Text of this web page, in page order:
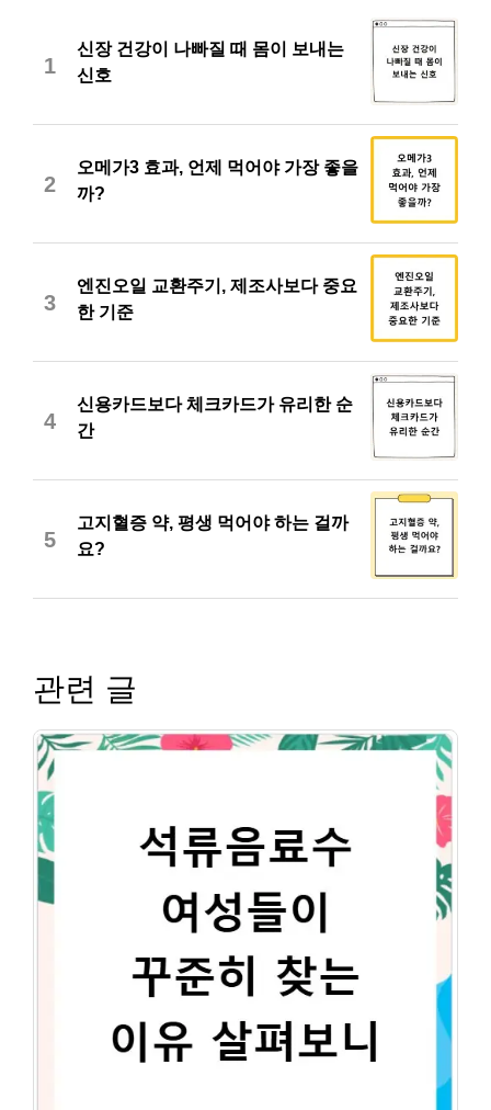
1
신장 건강이 나빠질 때 몸이 보내는
신호
2
오메가3 효과, 언제 먹어야 가장 좋을
까?
3
엔진오일 교환주기, 제조사보다 중요
한 기준
4
신용카드보다 체크카드가 유리한 순
간
5
고지혈증 약, 평생 먹어야 하는 걸까
요?
관련 글